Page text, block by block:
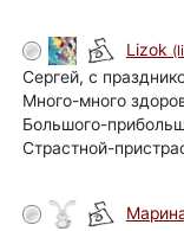
Lizok
Сергей, с
Много-много
Большого-
Страстной-